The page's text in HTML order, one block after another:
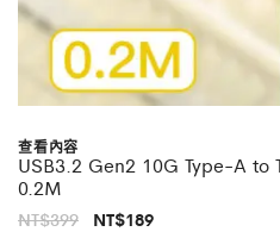
查看內容
USB3.2 Gen2 10G Type-A to
0.2M
NT$399 原NT$189目